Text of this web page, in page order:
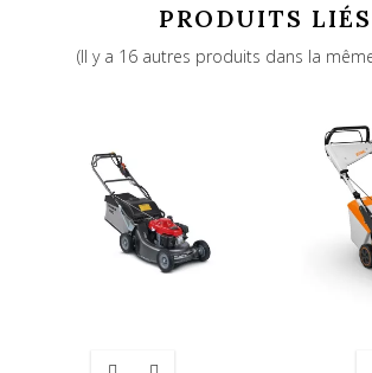
PRODUITS LIÉS
(Il y a 16 autres produits dans la